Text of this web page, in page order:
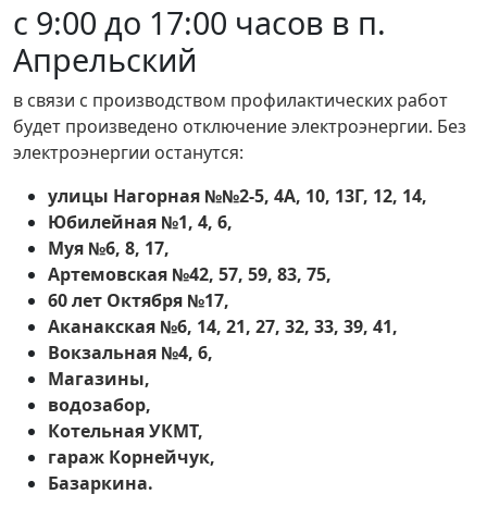
с 9:00 до 17:00 часов в п.
Апрельский
в связи с производством профилактических работ
будет произведено отключение электроэнергии. Без
электроэнергии останутся:
улицы Нагорная №№2-5, 4А, 10, 13Г, 12, 14,
Юбилейная №1, 4, 6,
Муя №6, 8, 17,
Артемовская №42, 57, 59, 83, 75,
60 лет Октября №17,
Аканакская №6, 14, 21, 27, 32, 33, 39, 41,
Вокзальная №4, 6,
Магазины,
водозабор,
Котельная УКМТ,
гараж Корнейчук,
Базаркина.